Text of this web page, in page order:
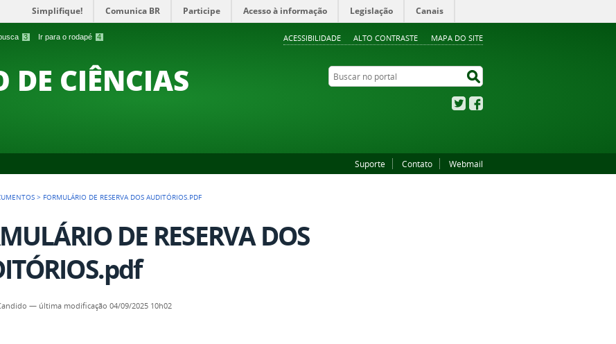
3 Ir para o rodapé 4 ACESSIBILIDADE ALTO CONTRASTE MAPA DO SITE
Simplifique! Comunica BR Participe Acesso à informação Legislação Canais
DE CIÊNCIAS Buscar no portal
Twitter
Suporte Contato Webmail
> FORMULÁRIO DE RESERVA DOS AUDITÓRIOS.PDF
DE RESERVA DOS
— última modificação 04/09/2025 10h02